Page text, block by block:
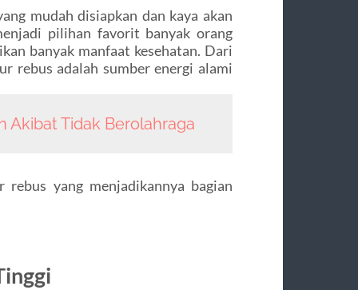
mudah disiapkan dan kaya akan
pilihan favorit banyak orang
banyak manfaat kesehatan. Dari
rebus adalah sumber energi alami
Akibat Tidak Berolahraga
yang menjadikannya bagian